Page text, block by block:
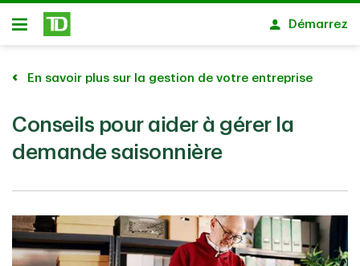
Passer au contenu principal
Ouvert
Démarrez
En savoir plus sur la gestion de votre entreprise
Conseils pour aider à gérer la
demande saisonnière